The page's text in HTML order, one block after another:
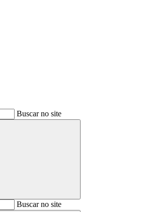
Buscar no site
BuscarBuscar no site